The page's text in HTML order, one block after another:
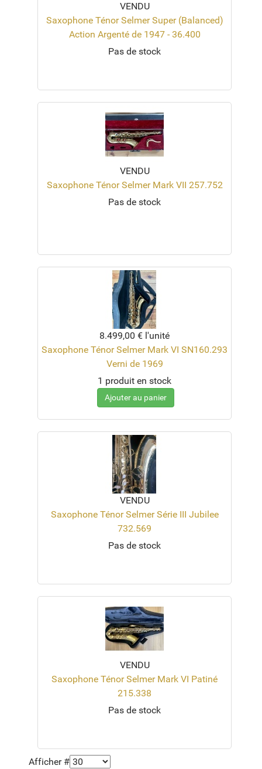
VENDU
Saxophone Ténor Selmer Super (Balanced)
Action Argenté de 1947 - 36.400
Pas de stock
VENDU
Saxophone Ténor Selmer Mark VII 257.752
Pas de stock
8.499,00 € l'unité
Saxophone Ténor Selmer Mark VI SN160.293
Verni de 1969
1 produit en stock
Ajouter au panier
VENDU
Saxophone Ténor Selmer Série III Jubilee
732.569
Pas de stock
VENDU
Saxophone Ténor Selmer Mark VI Patiné
215.338
Pas de stock
Afficher #